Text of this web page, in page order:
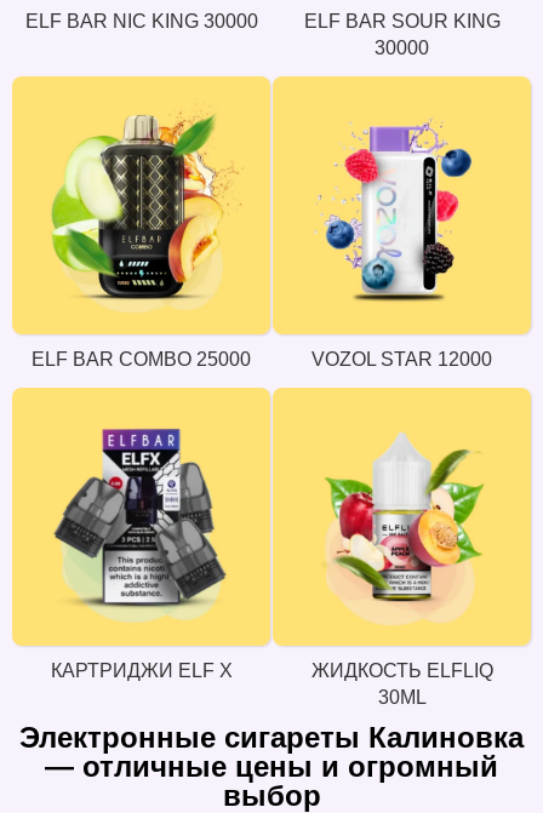
ELF BAR NIC KING 30000
ELF BAR SOUR KING
30000
ELF BAR COMBO 25000 VOZOL STAR 12000
КАРТРИДЖИ ELF X
ЖИДКОСТЬ ELFLIQ
30ML
Электронные сигареты Калиновка
— отличные цены и огромный
выбор